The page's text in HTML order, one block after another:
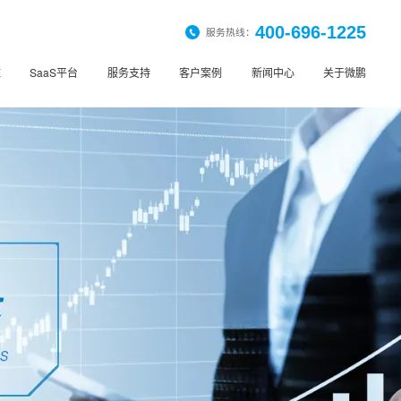
服务热线：400-696-1225
SaaS平台 服务支持 客户案例 新闻中心 关于微鹏